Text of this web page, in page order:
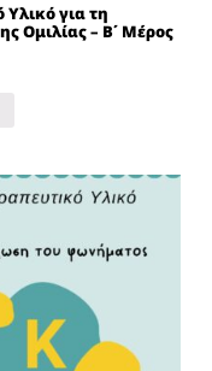
για τη
Ομιλίας – Β΄ Μέρος